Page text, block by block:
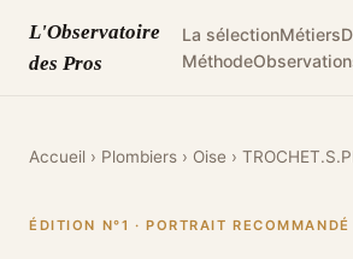
L'Observatoire
des Pros
La sélectionMétiers
Méthode
Accueil › Plombiers › Oise ›
ÉDITION N°1 · PORTRAIT RECOMMANDÉ